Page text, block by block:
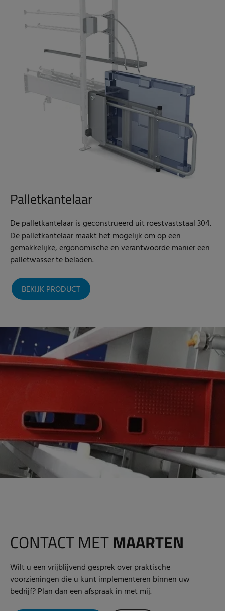
Palletkantelaar
De palletkantelaar is geconstrueerd uit roestvaststaal 304.
De palletkantelaar maakt het mogelijk om op een
gemakkelijke, ergonomische en verantwoorde manier een
palletwasser te beladen.
BEKIJK PRODUCT
CONTACT METMAARTEN
Wilt u een vrijblijvend gesprek over praktische
voorzieningen die u kunt implementeren binnen uw
bedrijf? Plan dan een afspraak in met mij.